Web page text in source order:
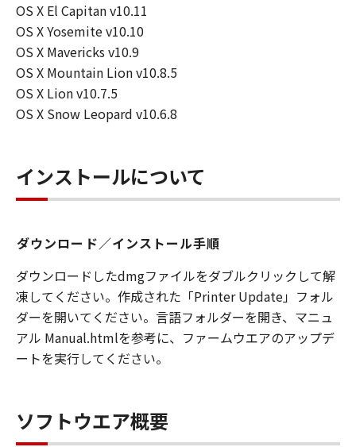
OS X El Capitan v10.11
OS X Yosemite v10.10
OS X Mavericks v10.9
OS X Mountain Lion v10.8.5
OS X Lion v10.7.5
OS X Snow Leopard v10.6.8
インストールについて
ダウンロード／インストール手順
ダウンロードしたdmgファイルをダブルクリックして解
凍してください。作成された「Printer Update」フォル
ダーを開いてください。言語フォルダーを開き、マニュ
アル Manual.htmlを参考に、ファームウエアのアップデ
ートを実行してください。
ソフトウエア概要